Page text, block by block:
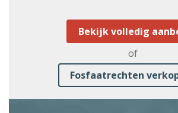
Bekijk volledig
of
Fosfaatrechten